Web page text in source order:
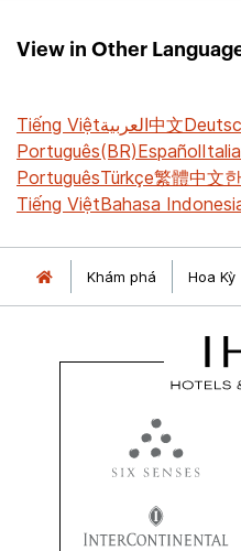
View in Other
Tiếng Việtالعربية中文
Português(BR)Español
PortuguêsTürkçe繁體中文
Tiếng ViệtBahasa
Khám phá Hoa Kỳ